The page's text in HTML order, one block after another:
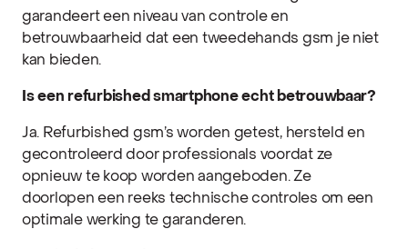
garandeert een niveau van controle en
betrouwbaarheid dat een tweedehands gsm je niet
kan bieden.
Is een refurbished smartphone echt betrouwbaar?
Ja. Refurbished gsm’s worden getest, hersteld en
gecontroleerd door professionals voordat ze
opnieuw te koop worden aangeboden. Ze
doorlopen een reeks technische controles om een
optimale werking te garanderen.